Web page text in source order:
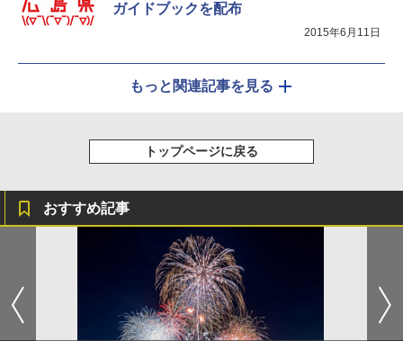
ガイドブックを配布
2015年6月11日
もっと関連記事を見る
トップページに戻る
おすすめ記事